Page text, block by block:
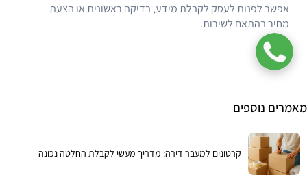
אפשר לפנות לעסק לקבלת מידע, בדיקה ראשונית או הצעת
מחיר בהתאם לשירות.
מאמרים נוספים
קרטונים למעבר דירה: מדריך מעשי לקבלת החלטה נכונה